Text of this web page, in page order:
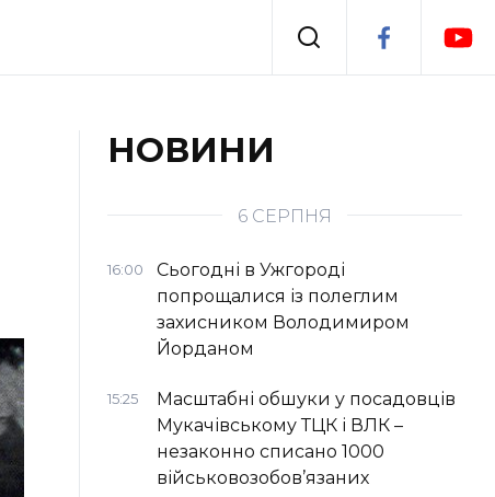
Події
НОВИНИ
6 СЕРПНЯ
16:00
Сьогодні в Ужгороді
попрощалися із полеглим
захисником Володимиром
Йорданом
15:25
Масштабні обшуки у посадовців
Мукачівському ТЦК і ВЛК –
незаконно списано 1000
військовозобов’язаних